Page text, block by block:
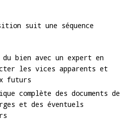
suit une séquence
bien avec un expert en
les vices apparents et
futurs
complète des documents de
et des éventuels